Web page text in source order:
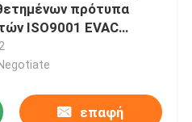
πρότυπα
ISO9001 EVAC
διευθύνσεων τα
επαφή